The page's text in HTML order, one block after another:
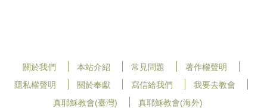
關於我們 本站介紹 常見問題
著作權聲明
隱私權聲明
關於奉獻 寫信給我們
我要去教會
真耶穌教會(臺灣)
真耶穌教會(海外)